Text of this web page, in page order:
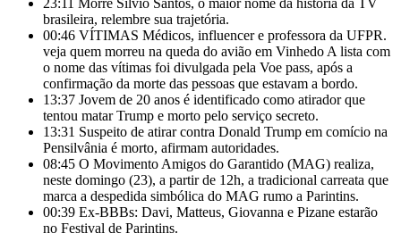
23:11 Morre Silvio Santos, o maior nome da história da TV
brasileira, relembre sua trajetória.
00:46 VÍTIMAS Médicos, influencer e professora da UFPR.
veja quem morreu na queda do avião em Vinhedo A lista com
o nome das vítimas foi divulgada pela Voe pass, após a
confirmação da morte das pessoas que estavam a bordo.
13:37 Jovem de 20 anos é identificado como atirador que
tentou matar Trump e morto pelo serviço secreto.
13:31 Suspeito de atirar contra Donald Trump em comício na
Pensilvânia é morto, afirmam autoridades.
08:45 O Movimento Amigos do Garantido (MAG) realiza,
neste domingo (23), a partir de 12h, a tradicional carreata que
marca a despedida simbólica do MAG rumo a Parintins.
00:39 Ex-BBBs: Davi, Matteus, Giovanna e Pizane estarão
no Festival de Parintins.